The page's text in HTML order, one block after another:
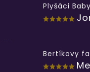
Plyšáci
...
Bertíkovy